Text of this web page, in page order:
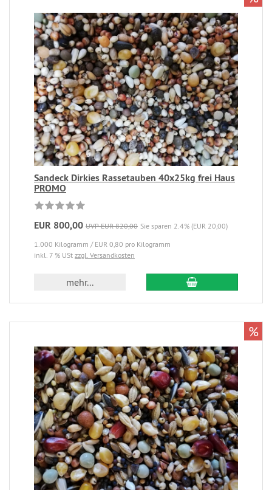
Sandeck Dirkies Rassetauben 40x25kg frei Haus
PROMO
EUR 800,00 UVP EUR 820,00 Sie sparen 2.4% (EUR 20,00)
1.000 Kilogramm / EUR 0,80 pro Kilogramm
inkl. 7 % USt zzgl. Versandkosten
mehr...
%